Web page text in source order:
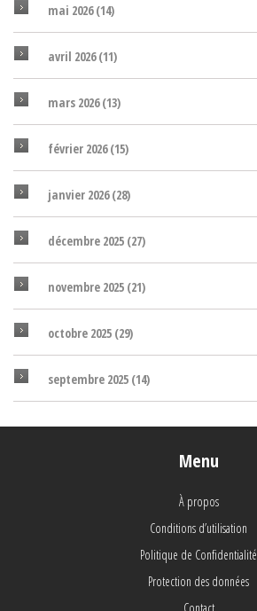
mai 2026(14)
avril 2026(11)
mars 2026(13)
février 2026(15)
janvier 2026(28)
décembre 2025 (27)
novembre 2025 (21)
octobre 2025 (29)
septembre 2025 (14)
Menu
À propos
Conditions d’utilisation
Politique de Confidentialité
Protection des données